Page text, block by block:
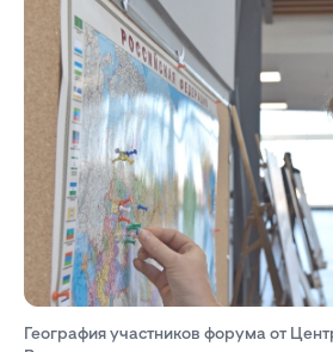
География участников форума от